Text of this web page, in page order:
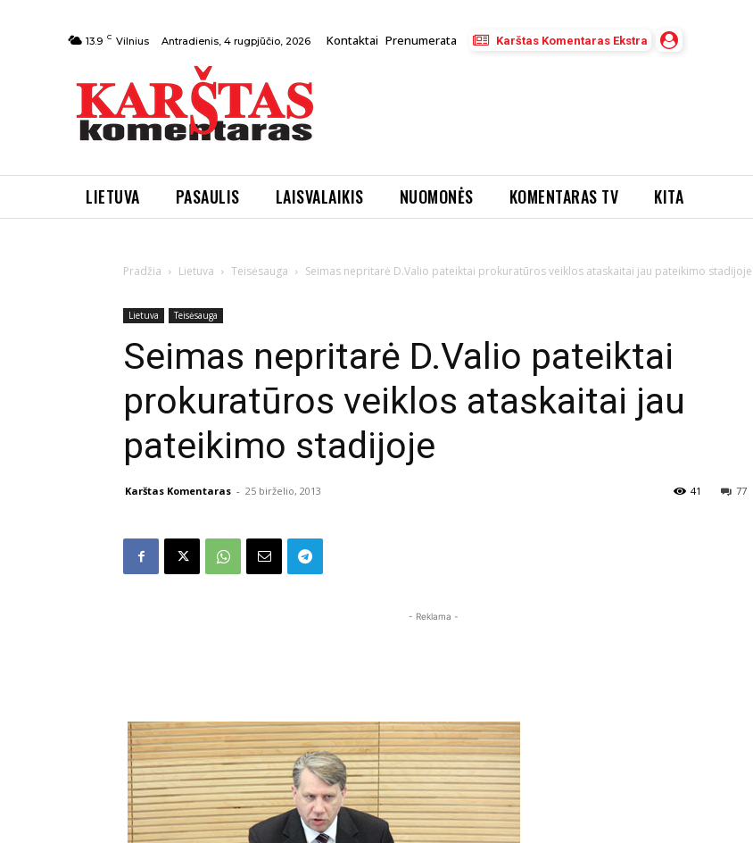
13.9 C Vilnius Antradienis, 4 rugpjūčio, 2026 Kontaktai Prenumerata Karštas Komentaras Ekstra
LIETUVA PASAULIS LAISVALAIKIS NUOMONĖS KOMENTARAS TV KITA
Pradžia Lietuva Teisėsauga Seimas nepritarė D.Valio pateiktai prokuratūros veiklos ataskaitai jau pateikimo stadijoje
Lietuva Teisėsauga
Seimas nepritarė D.Valio pateiktai
prokuratūros veiklos ataskaitai jau
pateikimo stadijoje
Karštas Komentaras - 25 birželio, 2013 77
41
- Reklama -